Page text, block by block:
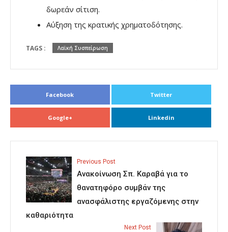
δωρεάν σίτιση.
Αύξηση της κρατικής χρηματοδότησης.
TAGS : Λαϊκή Συσπείρωση
Facebook Twitter
Google+ Linkedin
Previous Post
Ανακοίνωση Σπ. Καραβά για το
θανατηφόρο συμβάν της
ανασφάλιστης εργαζόμενης στην
καθαριότητα
Next Post